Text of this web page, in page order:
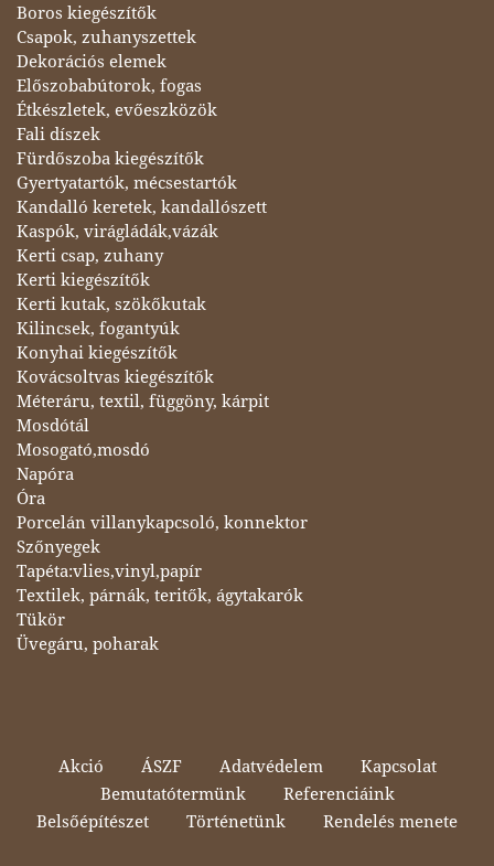
Boros kiegészítők
Csapok, zuhanyszettek
Dekorációs elemek
Előszobabútorok, fogas
Étkészletek, evőeszközök
Fali díszek
Fürdőszoba kiegészítők
Gyertyatartók, mécsestartók
Kandalló keretek, kandallószett
Kaspók, virágládák,vázák
Kerti csap, zuhany
Kerti kiegészítők
Kerti kutak, szökőkutak
Kilincsek, fogantyúk
Konyhai kiegészítők
Kovácsoltvas kiegészítők
Méteráru, textil, függöny, kárpit
Mosdótál
Mosogató,mosdó
Napóra
Óra
Porcelán villanykapcsoló, konnektor
Szőnyegek
Tapéta:vlies,vinyl,papír
Textilek, párnák, teritők, ágytakarók
Tükör
Üvegáru, poharak
Akció ÁSZF Adatvédelem
Kapcsolat
Bemutatótermünk
Referenciáink
Belsőépítészet
Történetünk Rendelés menete